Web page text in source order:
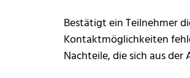
Bestätigt ein Teilnehmer
Kontaktmöglichkeiten
Nachteile, die sich aus